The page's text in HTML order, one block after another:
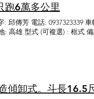
6萬多公里
邱傳芳 電話: 0937323339
: 高雄 型式 (可複選) : 框式
卸式。斗長16.5